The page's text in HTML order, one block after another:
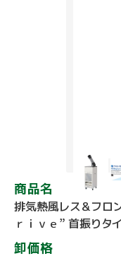
商品名
排気熱風レス＆フロ
ｒｉｖｅ” 首振りタ
卸価格